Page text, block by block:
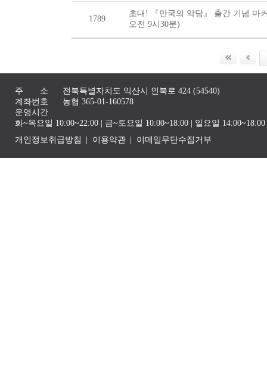
1789
초대! 『만국의 악당』 출간 기념 마
오전 9시30분)
주 소
전북특별자치도 익산시 인북로 424 (54540)
계좌번호
농협 365-01-160578
운영시간
화~목요일 10:00~22:00 | 금~토요일 10:00~18:00 | 일요일
개인정보취급방침
이용약관 이메일무단수집거부